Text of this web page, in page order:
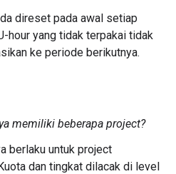
direset pada awal setiap
hour yang tidak terpakai tidak
ke periode berikutnya.
memiliki beberapa project?
berlaku untuk project
dan tingkat dilacak di level